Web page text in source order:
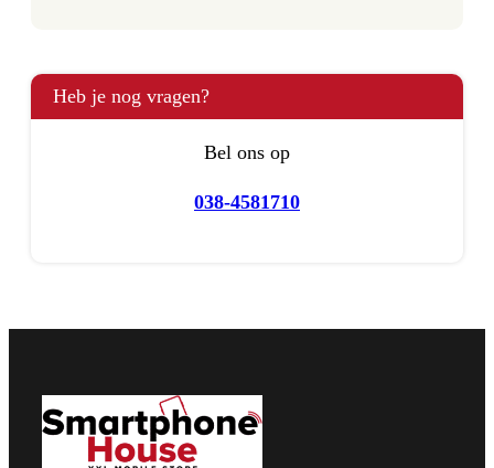
Heb je nog vragen?
Bel ons op
038-4581710